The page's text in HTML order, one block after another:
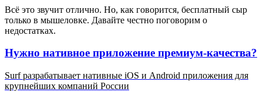
Всё это звучит отлично. Но, как говорится, бесплатный сыр
только в мышеловке. Давайте честно поговорим о
недостатках.
Нужно нативное приложение премиум-качества?
Surf разрабатывает нативные iOS и Android приложения для
крупнейших компаний России